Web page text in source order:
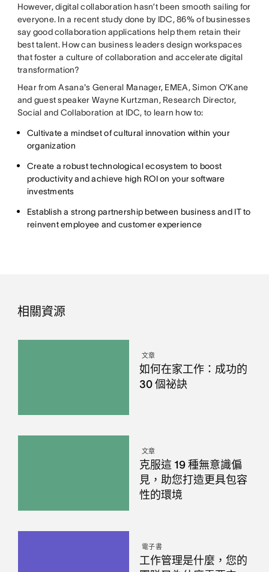
However, digital collaboration hasn’t been smooth sailing for
everyone. In a recent study done by IDC, 86% of businesses
say good collaboration applications help them retain their
best talent. How can business leaders design workspaces
that foster a culture of collaboration and accelerate digital
transformation?
Hear from Asana's General Manager, EMEA, Simon O'Kane
and guest speaker Wayne Kurtzman, Research Director,
Social and Collaboration at IDC, to learn how to:
Cultivate a mindset of cultural innovation within your
organization
Create a robust technological ecosystem to boost
productivity and achieve high ROI on your software
investments
Establish a strong partnership between business and IT to
reinvent employee and customer experience
相關資源
文章
如何在家工作：成功的
30 個祕訣
文章
克服這 19 種無意識偏
見，助您打造更具包容
性的環境
電子書
工作管理是什麼，您的